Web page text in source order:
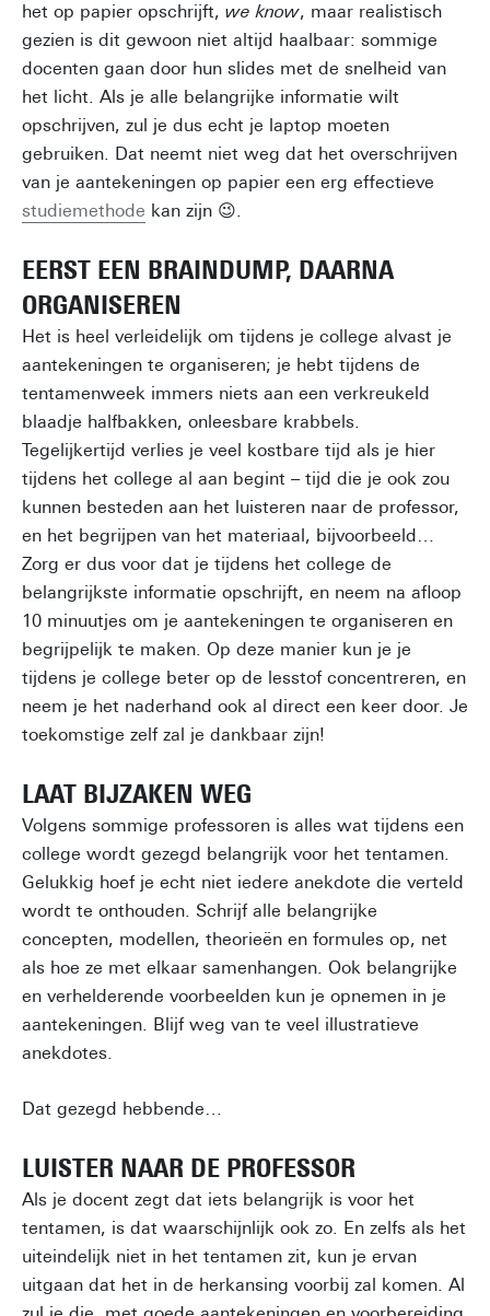
het op papier opschrijft, we know, maar realistisch
gezien is dit gewoon niet altijd haalbaar: sommige
docenten gaan door hun slides met de snelheid van
het licht. Als je alle belangrijke informatie wilt
opschrijven, zul je dus echt je laptop moeten
gebruiken. Dat neemt niet weg dat het overschrijven
van je aantekeningen op papier een erg effectieve
studiemethode kan zijn 😉.
EERST EEN BRAINDUMP, DAARNA
ORGANISEREN
Het is heel verleidelijk om tijdens je college alvast je
aantekeningen te organiseren; je hebt tijdens de
tentamenweek immers niets aan een verkreukeld
blaadje halfbakken, onleesbare krabbels.
Tegelijkertijd verlies je veel kostbare tijd als je hier
tijdens het college al aan begint – tijd die je ook zou
kunnen besteden aan het luisteren naar de professor,
en het begrijpen van het materiaal, bijvoorbeeld…
Zorg er dus voor dat je tijdens het college de
belangrijkste informatie opschrijft, en neem na afloop
10 minuutjes om je aantekeningen te organiseren en
begrijpelijk te maken. Op deze manier kun je je
tijdens je college beter op de lesstof concentreren, en
neem je het naderhand ook al direct een keer door. Je
toekomstige zelf zal je dankbaar zijn!
LAAT BIJZAKEN WEG
Volgens sommige professoren is alles wat tijdens een
college wordt gezegd belangrijk voor het tentamen.
Gelukkig hoef je echt niet iedere anekdote die verteld
wordt te onthouden. Schrijf alle belangrijke
concepten, modellen, theorieën en formules op, net
als hoe ze met elkaar samenhangen. Ook belangrijke
en verhelderende voorbeelden kun je opnemen in je
aantekeningen. Blijf weg van te veel illustratieve
anekdotes.
Dat gezegd hebbende…
LUISTER NAAR DE PROFESSOR
Als je docent zegt dat iets belangrijk is voor het
tentamen, is dat waarschijnlijk ook zo. En zelfs als het
uiteindelijk niet in het tentamen zit, kun je ervan
uitgaan dat het in de herkansing voorbij zal komen. Al